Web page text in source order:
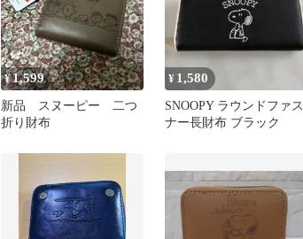
¥1,599
新品 スヌーピー 二つ
折り財布
¥ 1,580
SNOOPY ラウンドファス
ナー長財布 ブラック